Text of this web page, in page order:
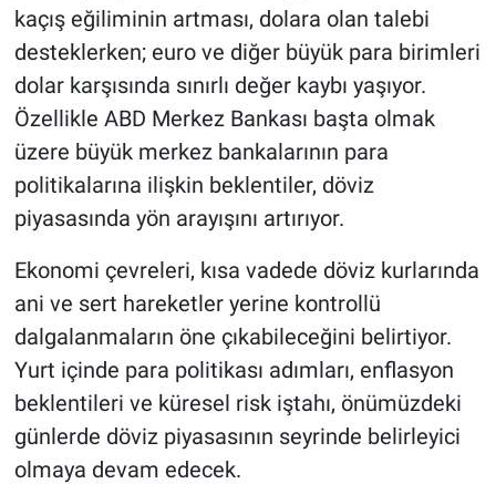
kaçış eğiliminin artması, dolara olan talebi
desteklerken; euro ve diğer büyük para birimleri
dolar karşısında sınırlı değer kaybı yaşıyor.
Özellikle ABD Merkez Bankası başta olmak
üzere büyük merkez bankalarının para
politikalarına ilişkin beklentiler, döviz
piyasasında yön arayışını artırıyor.
Ekonomi çevreleri, kısa vadede döviz kurlarında
ani ve sert hareketler yerine kontrollü
dalgalanmaların öne çıkabileceğini belirtiyor.
Yurt içinde para politikası adımları, enflasyon
beklentileri ve küresel risk iştahı, önümüzdeki
günlerde döviz piyasasının seyrinde belirleyici
olmaya devam edecek.